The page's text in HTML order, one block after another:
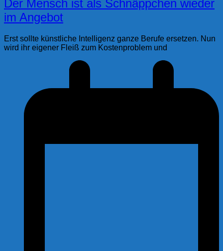
Der Mensch ist als Schnäppchen wieder
im Angebot
Erst sollte künstliche Intelligenz ganze Berufe ersetzen. Nun
wird ihr eigener Fleiß zum Kostenproblem und